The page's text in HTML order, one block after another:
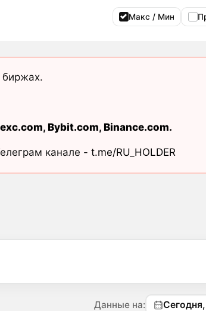
Макс / Мин
биржах.
, Bybit.com, Binance.com.
канале - t.me/RU_HOLDER
Данные на: